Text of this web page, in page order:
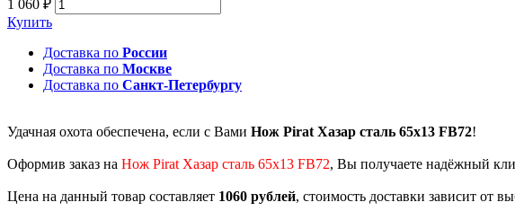
1 060 ₽
Купить
Доставка по России
Доставка по Москве
Доставка по Санкт-Петербургу
Удачная охота обеспечена, если с Вами Нож Pirat Хазар сталь 65х13 FB72!
Оформив заказ на Нож Pirat Хазар сталь 65х13 FB72, Вы получаете надёжный
Цена на данный товар составляет 1060 рублей, стоимость доставки зависит от